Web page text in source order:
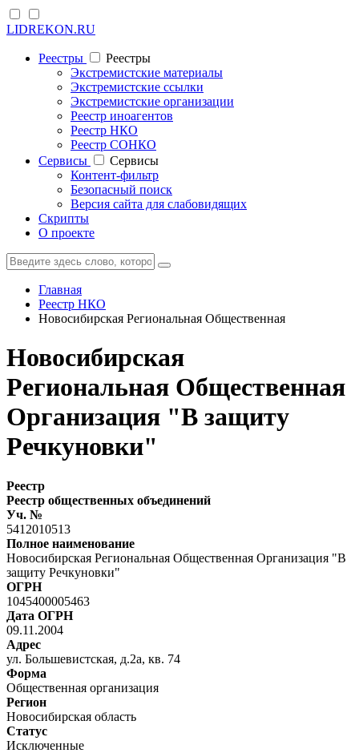
LIDREKON.RU
Реестры
Реестры
Экстремистские материалы
Экстремистские ссылки
Экстремистские организации
Реестр иноагентов
Реестр НКО
Реестр СОНКО
Cервисы
Cервисы
Контент-фильтр
Безопасный поиск
Версия сайта для слабовидящих
Скрипты
О проекте
Главная
Реестр НКО
Новосибирская Региональная Общественная
Новосибирская
Региональная Общественная
Организация "В защиту
Речкуновки"
Реестр
Реестр общественных объединений
Уч. №
5412010513
Полное наименование
Новосибирская Региональная Общественная Организация "В
защиту Речкуновки"
ОГРН
1045400005463
Дата ОГРН
09.11.2004
Адрес
ул. Большевистская, д.2а, кв. 74
Форма
Общественная организация
Регион
Новосибирская область
Статус
Исключенные